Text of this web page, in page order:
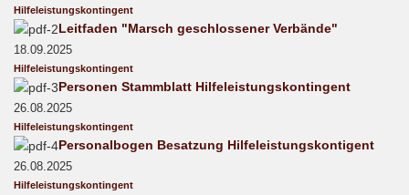
Hilfeleistungskontingent
Leitfaden "Marsch geschlossener Verbände"
18.09.2025
Hilfeleistungskontingent
Personen Stammblatt Hilfeleistungskontingent
26.08.2025
Hilfeleistungskontingent
Personalbogen Besatzung Hilfeleistungskontigent
26.08.2025
Hilfeleistungskontingent